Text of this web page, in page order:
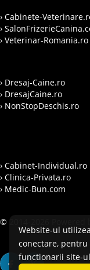
› Cabinete-
›
› Veterinar-Romania.ro
› Dresaj-Caine.ro
› DresajCaine.ro
› NonStopDeschis.ro
› Cabinet-Individual.ro
› Clinica-Privata.ro
› Medic-Bun.com
© 2014-2026 Powered
Website-ul
conectare,
functionarii site-